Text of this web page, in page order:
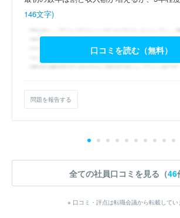
146文字)
口コミを読む（無料）
問題を報告する
全ての社員口コミを見る（46
※ 口コミ・評点は転職会議から転載してい